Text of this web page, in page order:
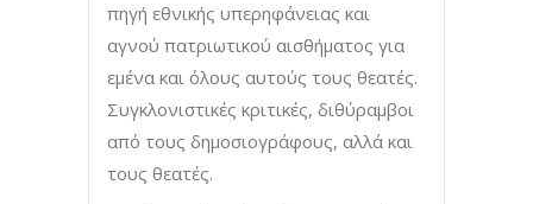
πηγή εθνικής υπερηφάνειας και
αγνού πατριωτικού αισθήματος για
εμένα και όλους αυτούς τους θεατές.
Συγκλονιστικές κριτικές, διθύραμβοι
από τους δημοσιογράφους, αλλά και
τους θεατές.